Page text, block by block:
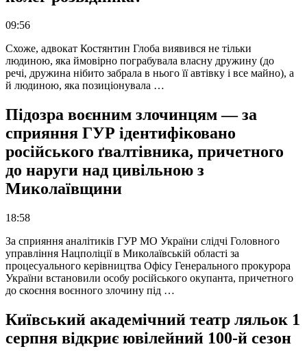
09:56
Схоже, адвокат Костянтин Глоба виявився не тільки
людиною, яка ймовірно пограбувала власну дружину (до
речі, дружина нібито забрала в нього її автівку і все майно), а
й людиною, яка позиціонувала …
Підозра воєнним злочинцям — за
сприяння ГУР ідентифіковано
російського ґвалтівника, причетного
до наруги над цивільною з
Миколаївщини
18:58
За сприяння аналітиків ГУР МО України слідчі Головного
управління Нацполіції в Миколаївській області за
процесуального керівництва Офісу Генерального прокурора
України встановили особу російського окупанта, причетного
до скоєння воєнного злочину під …
Київський академічний театр ляльок 1
серпня відкриє ювілейний 100-й сезон